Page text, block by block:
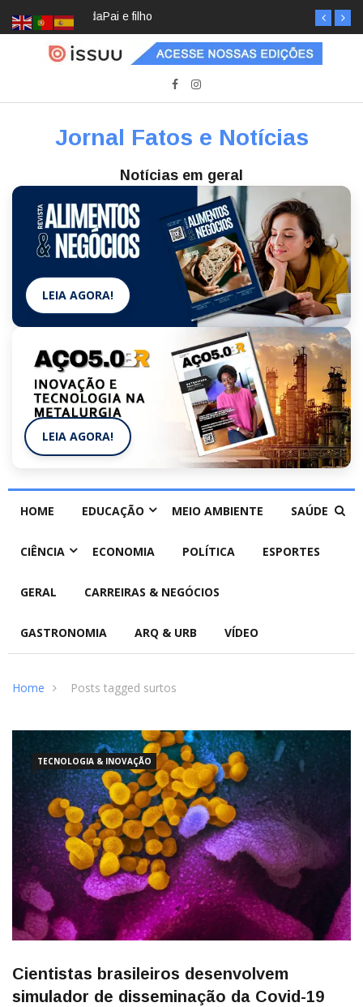
Pai e filho
Jornal Fatos e Notícias
Notícias em geral
LEIA AGORA!
LEIA AGORA!
HOME EDUCAÇÃO MEIO AMBIENTE SAÚDE
CIÊNCIA ECONOMIA POLÍTICA ESPORTES
GERAL CARREIRAS & NEGÓCIOS
GASTRONOMIA ARQ & URB VÍDEO
Home Posts tagged surtos
TECNOLOGIA & INOVAÇÃO
Cientistas brasileiros desenvolvem
simulador de disseminação da Covid-19